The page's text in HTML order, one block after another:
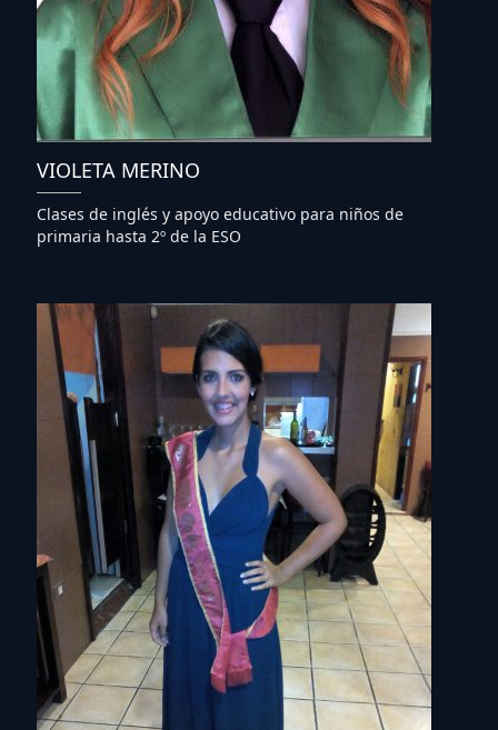
VIOLETA MERINO
Clases de inglés y apoyo educativo para niños de
primaria hasta 2º de la ESO